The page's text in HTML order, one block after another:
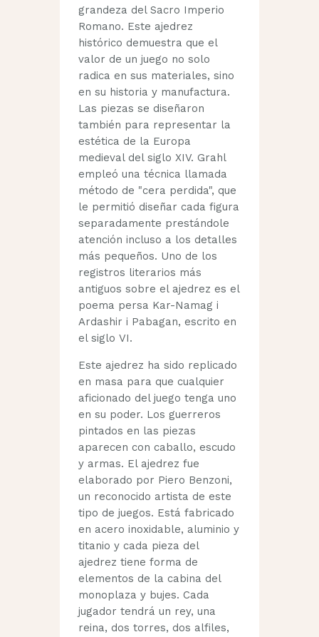
grandeza del Sacro Imperio
Romano. Este ajedrez
histórico demuestra que el
valor de un juego no solo
radica en sus materiales, sino
en su historia y manufactura.
Las piezas se diseñaron
también para representar la
estética de la Europa
medieval del siglo XIV. Grahl
empleó una técnica llamada
método de "cera perdida", que
le permitió diseñar cada figura
separadamente prestándole
atención incluso a los detalles
más pequeños. Uno de los
registros literarios más
antiguos sobre el ajedrez es el
poema persa Kar-Namag i
Ardashir i Pabagan, escrito en
el siglo VI.
Este ajedrez ha sido replicado
en masa para que cualquier
aficionado del juego tenga uno
en su poder. Los guerreros
pintados en las piezas
aparecen con caballo, escudo
y armas. El ajedrez fue
elaborado por Piero Benzoni,
un reconocido artista de este
tipo de juegos. Está fabricado
en acero inoxidable, aluminio y
titanio y cada pieza del
ajedrez tiene forma de
elementos de la cabina del
monoplaza y bujes. Cada
jugador tendrá un rey, una
reina, dos torres, dos alfiles,